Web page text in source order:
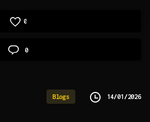
0
0
Blogs 14/01/2026